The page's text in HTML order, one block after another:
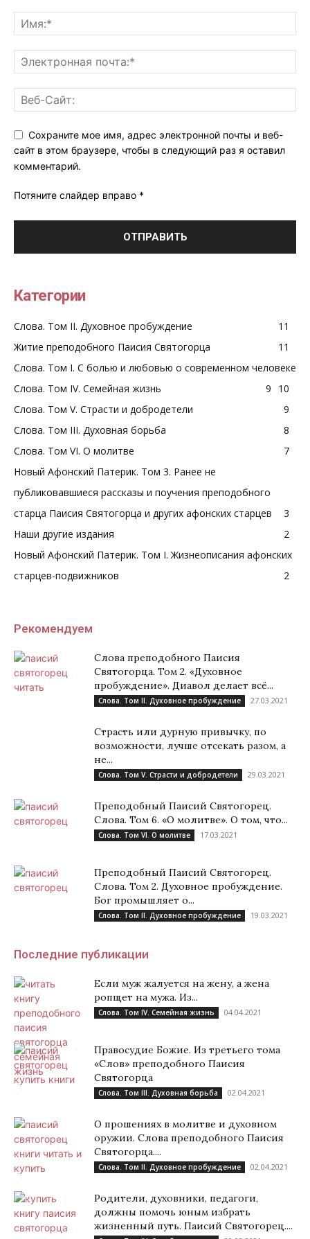
Сохраните мое имя, адрес электронной почты и веб-
сайт в этом браузере, чтобы в следующий раз я оставил
комментарий.
Потяните слайдер вправо *
Категории
Слова. Том II. Духовное пробуждение
11
Житие преподобного Паисия Святогорца
11
Слова. Том I. С болью и любовью о современном человеке
10
Слова. Том IV. Семейная жизнь
9
Слова. Том V. Страсти и добродетели
9
Слова. Том III. Духовная борьба
8
Слова. Том VI. О молитве
7
Новый Афонский Патерик. Том 3. Ранее не
публиковавшиеся рассказы и поучения преподобного
старца Паисия Святогорца и других афонских старцев
3
Наши другие издания
2
Новый Афонский Патерик. Том I. Жизнеописания афонских
старцев-подвижников
2
Рекомендуем
Слова преподобного Паисия
Святогорца. Том 2. «Духовное
пробуждение». Диавол делает всё...
Слова. Том II. Духовное пробуждение 27.03.2021
Страсть или дурную привычку, по
возможности, лучше отсекать разом, а
не...
Слова. Том V. Страсти и добродетели 29.03.2021
Преподобный Паисий Святогорец.
Слова. Том 6. «О молитве». О том, что...
Слова. Том VI. О молитве 17.03.2021
Преподобный Паисий Святогорец.
Слова. Том 2. Духовное пробуждение.
Бог промышляет о...
Слова. Том II. Духовное пробуждение 19.03.2021
Последние публикации
Если муж жалуется на жену, а жена
ропщет на мужа. Из...
Слова. Том IV. Семейная жизнь 04.04.2021
Правосудие Божие. Из третьего тома
«Слов» преподобного Паисия
Святогорца
Слова. Том III. Духовная борьба 02.04.2021
О прошениях в молитве и духовном
оружии. Слова преподобного Паисия
Святогорца....
Слова. Том II. Духовное пробуждение 02.04.2021
Родители, духовники, педагоги,
должны помочь юным избрать
жизненный путь. Паисий Святогорец....